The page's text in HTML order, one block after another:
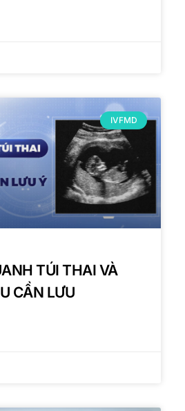
IVFMD
TÚI THAI VÀ
CẦN LƯU